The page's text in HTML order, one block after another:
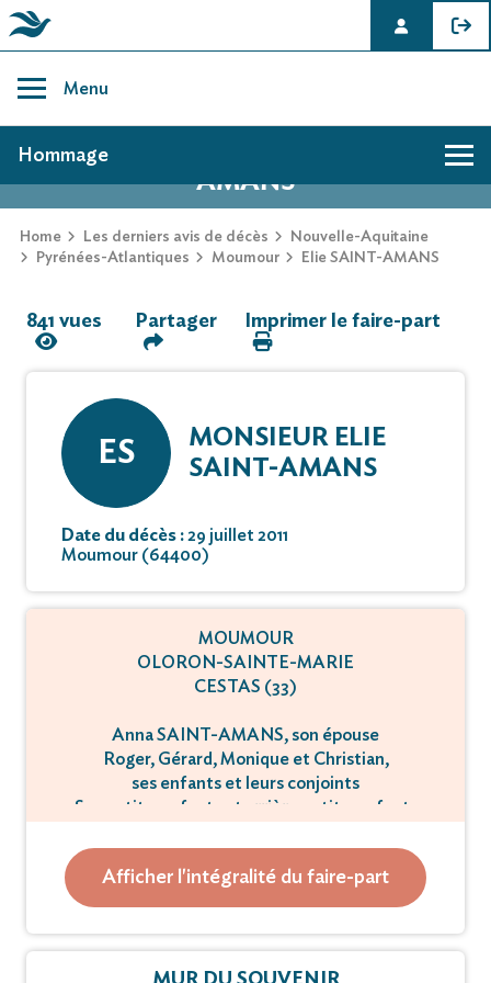
content
Menu
AVIS DE DÉCÈS DE ELIE SAINT-
AMANS
Home Les derniers avis de décès
Nouvelle-Aquitaine
Pyrénées-Atlantiques
Moumour Elie SAINT-AMANS
Hommage
841 vues Partager Imprimer le faire-part
ES
MONSIEUR ELIE
SAINT-AMANS
Date du décès :29 juillet 2011
Moumour (64400)
MOUMOUR
OLORON-SAINTE-MARIE
CESTAS (33)
Anna SAINT-AMANS, son épouse
Roger, Gérard, Monique et Christian,
ses enfants et leurs conjoints
Ses petits-enfants et arrière petits-enfants
Les familles CASADABAN et BOSCQ,
parents, alliés et amis
ont la tristesse de vous faire part du décès de
Afficher l'intégralité du faire-part